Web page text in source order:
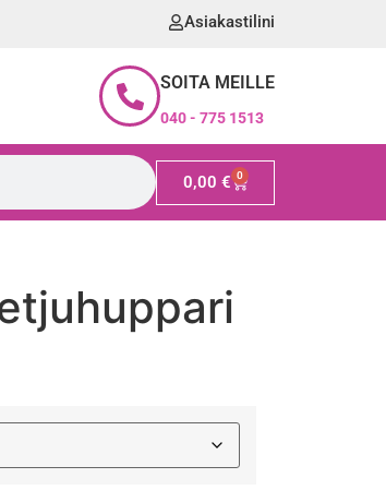
Asiakastilini
SOITA MEILLE
040 - 775 1513
0,00 € 0